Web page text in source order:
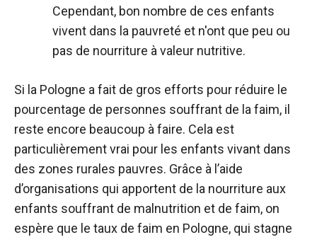
Cependant, bon nombre de ces enfants
vivent dans la pauvreté et n'ont que peu ou
pas de nourriture à valeur nutritive.
Si la Pologne a fait de gros efforts pour réduire le
pourcentage de personnes souffrant de la faim, il
reste encore beaucoup à faire. Cela est
particulièrement vrai pour les enfants vivant dans
des zones rurales pauvres. Grâce à l’aide
d’organisations qui apportent de la nourriture aux
enfants souffrant de malnutrition et de faim, on
espère que le taux de faim en Pologne, qui stagne